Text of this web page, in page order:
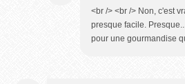
<br /> <br /> Non, c'est
presque facile.
pour une gourmandise